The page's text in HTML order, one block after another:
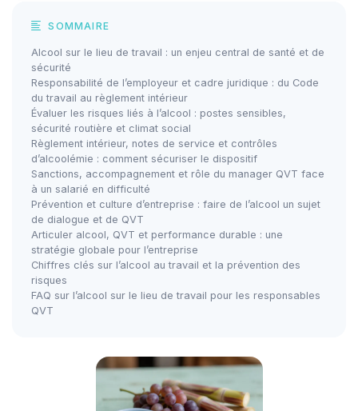
SOMMAIRE
Alcool sur le lieu de travail : un enjeu central de santé et de
sécurité
Responsabilité de l’employeur et cadre juridique : du Code
du travail au règlement intérieur
Évaluer les risques liés à l’alcool : postes sensibles,
sécurité routière et climat social
Règlement intérieur, notes de service et contrôles
d’alcoolémie : comment sécuriser le dispositif
Sanctions, accompagnement et rôle du manager QVT face
à un salarié en difficulté
Prévention et culture d’entreprise : faire de l’alcool un sujet
de dialogue et de QVT
Articuler alcool, QVT et performance durable : une
stratégie globale pour l’entreprise
Chiffres clés sur l’alcool au travail et la prévention des
risques
FAQ sur l’alcool sur le lieu de travail pour les responsables
QVT